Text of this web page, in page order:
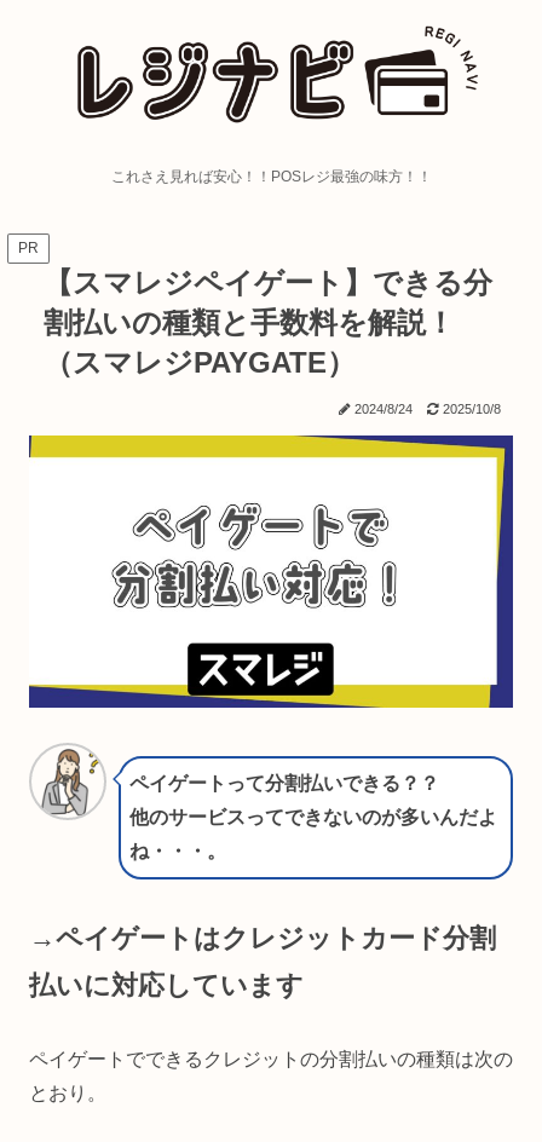
これさえ見れば安心！！POSレジ最強の味方！！
PR
【スマレジペイゲート】できる分
割払いの種類と手数料を解説！
（スマレジPAYGATE）
2024/8/24 2025/10/8
ペイゲートって分割払いできる？？
他のサービスってできないのが多いんだよ
ね・・・。
→ペイゲートはクレジットカード分割
払いに対応しています
ペイゲートでできるクレジットの分割払いの種類は次の
とおり。